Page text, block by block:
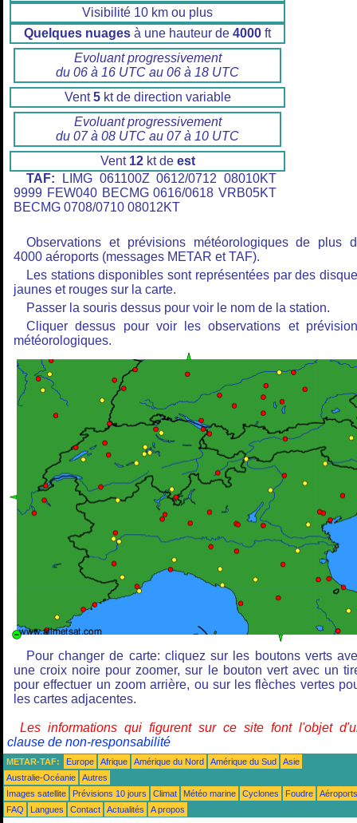
Visibilité 10 km ou plus
Quelques nuages à une hauteur de 4000 ft
Evoluant progressivement
du 06 à 16 UTC au 06 à 18 UTC
Vent5kt de direction variable
Evoluant progressivement
du 07 à 08 UTC au 07 à 10 UTC
Vent 12kt de est
TAF: LIMG 061100Z 0612/0712 08010KT
9999 FEW040 BECMG 0616/0618 VRB05KT
BECMG 0708/0710 08012KT
Observations et prévisions météorologiques de plus
4000 aéroports (messages METAR et TAF).
Les stations disponibles sont représentées par des
jaunes et rouges sur la carte.
Passer la souris dessus pour voir le nom de la station.
Cliquer dessus pour voir les observations et
météorologiques.
Pour changer de carte: cliquez sur les boutons verts
une croix noire pour zoomer, sur le bouton vert avec un
pour effectuer un zoom arrière, ou sur les flèches vertes
les cartes adjacentes.
Les informations qui figurent sur ce site font l'objet
clause de non-responsabilité
METAR-TAF: Europe Afrique Amérique du Nord Amérique du Sud
Asie
Australie-Océanie
Autres
Images satellite
Prévisions 10 jours Climat Météo marine Cyclones Foudre
Aéroports
FAQ
Langues Contact Actualités A propos